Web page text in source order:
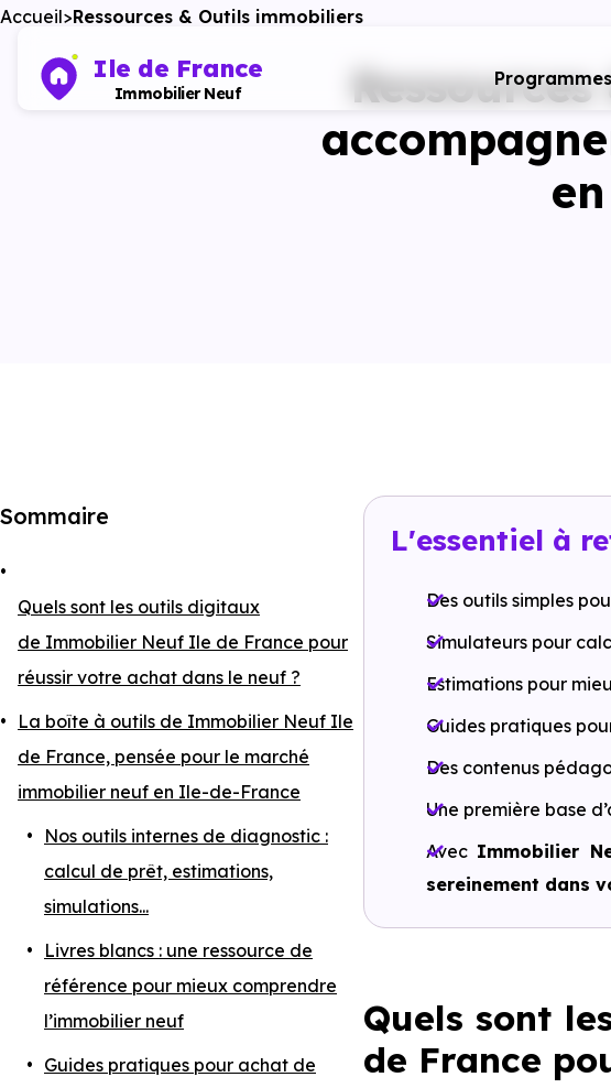
Ile de France
Immobilier Neuf
Accueil Ressources & Outils immobiliers
Sommaire
Quels sont les outils digitaux
de Immobilier Neuf Ile de France pour
réussir votre achat dans le neuf ?
La boîte à outils de Immobilier Neuf Ile
de France, pensée pour le marché
immobilier neuf en Ile-de-France
Nos outils internes de diagnostic :
calcul de prêt, estimations,
simulations...
Livres blancs : une ressource de
référence pour mieux comprendre
l’immobilier neuf
Guides pratiques pour achat de
L'essentiel à
Des outils simples
Simulateurs pour
Estimations pour
Guides pratiques
Des contenus
Une première base
Avec Immobilier
sereinement dans
Quels sont
de France